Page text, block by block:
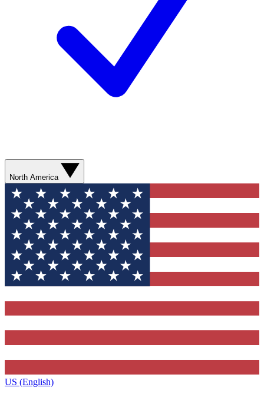
North America
US (English)